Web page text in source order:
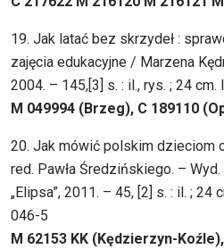
19. Jak latać bez skrzydeł :
zajęcia edukacyjne / Marzena
2004. – 145,[3] s. : il., rys. ; 24
M 049994 (Brzeg), C 189110
20. Jak mówić polskim dzieciom
red. Pawła Średzińskiego. –
„Elipsa”, 2011. – 45, [2] s. : il. ;
046-5
M 62153 KK (Kędzierzyn-